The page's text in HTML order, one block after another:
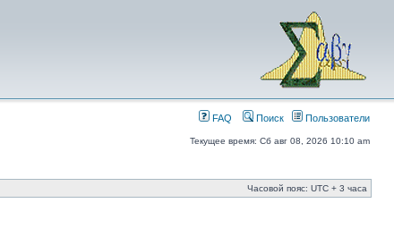
FAQ Поиск Пользователи
Текущее время: Сб авг 08, 2026 10:10 am
Часовой пояс: UTC + 3 часа